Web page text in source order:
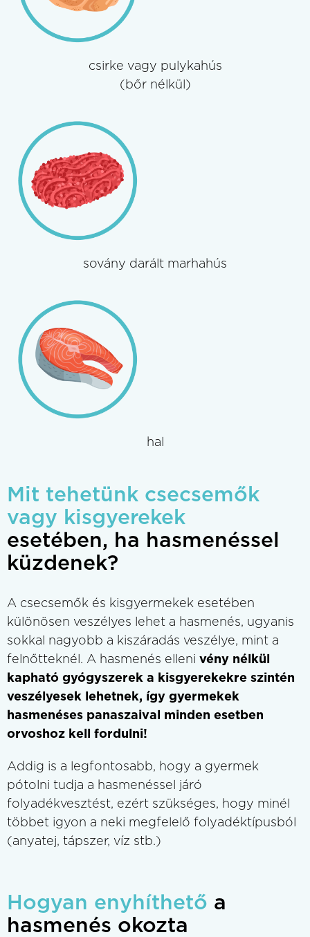
csirke vagy pulykahús
(bőr nélkül)
sovány darált marhahús
hal
Mit tehetünk csecsemők
vagy kisgyerekek
esetében, ha hasmenéssel
küzdenek?
A csecsemők és kisgyermekek esetében
különösen veszélyes lehet a hasmenés, ugyanis
sokkal nagyobb a kiszáradás veszélye, mint a
felnőtteknél. A hasmenés elleni vény nélkül
kapható gyógyszerek a kisgyerekekre szintén
veszélyesek lehetnek, így gyermekek
hasmenéses panaszaival minden esetben
orvoshoz kell fordulni!
Addig is a legfontosabb, hogy a gyermek
pótolni tudja a hasmenéssel járó
folyadékvesztést, ezért szükséges, hogy minél
többet igyon a neki megfelelő folyadéktípusból
(anyatej, tápszer, víz stb.)
Hogyan enyhíthető a
hasmenés okozta